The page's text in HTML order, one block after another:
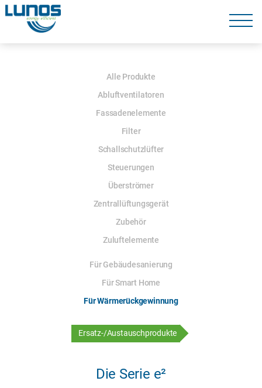
Navigation
überspringen
Navigation
Navigation
Alle Produkte
Abluftventilatoren
Fassadenelemente
Filter
Schallschutzlüfter
Steuerungen
Überströmer
Zentrallüftungsgerät
Zubehör
Zuluftelemente
Für Gebäudesanierung
Für Smart Home
Für Wärmerückgewinnung
Ersatz-/Austauschprodukte
Die Serie e²